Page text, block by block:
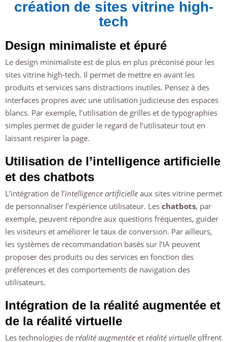
création de sites vitrine high-
tech
Design minimaliste et épuré
Le design minimaliste est de plus en plus préconisé pour les
sites vitrine high-tech. Il permet de mettre en avant les
produits et services sans distractions inutiles. Pensez à des
interfaces propres avec une utilisation judicieuse des espaces
blancs. Par exemple, l’utilisation de grilles et de typographies
simples permet de guider le regard de l’utilisateur tout en
laissant respirer la page.
Utilisation de l’intelligence artificielle
et des chatbots
L’intégration de l’intelligence artificielle aux sites vitrine permet
de personnaliser l’expérience utilisateur. Les chatbots, par
exemple, peuvent répondre aux questions fréquentes, guider
les visiteurs et améliorer le taux de conversion. Par ailleurs,
les systèmes de recommandation basés sur l’IA peuvent
proposer des produits ou des services en fonction des
préférences et des comportements de navigation des
utilisateurs.
Intégration de la réalité augmentée et
de la réalité virtuelle
Les technologies de réalité augmentée et réalité virtuelle offrent